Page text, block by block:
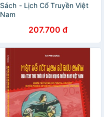
Sách - Lịch Cổ Truyền Việt
Nam
207.700 đ